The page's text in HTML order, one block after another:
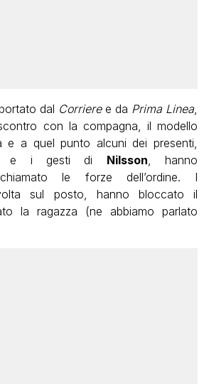
dal Corrieree da Prima Linea,
con la compagna, il modello
e a quel punto alcuni dei presenti,
e i gesti di Nilsson, hanno
chiamato le forze dell’ordine. I
sul posto, hanno bloccato il
la ragazza (ne abbiamo parlato